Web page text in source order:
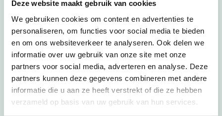
Deze website maakt gebruik van cookies
We gebruiken cookies om content en advertenties te
personaliseren, om functies voor social media te bieden
en om ons websiteverkeer te analyseren. Ook delen we
informatie over uw gebruik van onze site met onze
partners voor social media, adverteren en analyse. Deze
partners kunnen deze gegevens combineren met andere
informatie die u aan ze heeft verstrekt of die ze hebben
verzameld op basis van uw gebruik van hun services.